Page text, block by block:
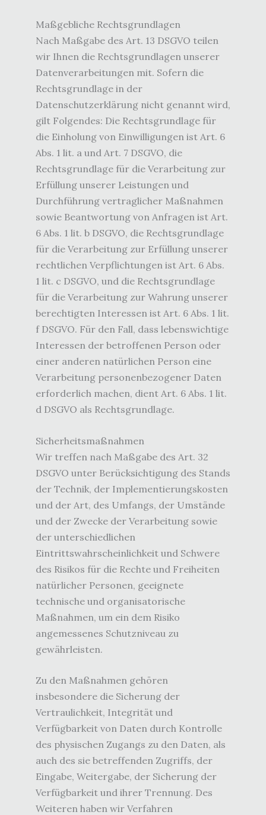
Maßgebliche Rechtsgrundlagen
Nach Maßgabe des Art. 13 DSGVO teilen
wir Ihnen die Rechtsgrundlagen unserer
Datenverarbeitungen mit. Sofern die
Rechtsgrundlage in der
Datenschutzerklärung nicht genannt wird,
gilt Folgendes: Die Rechtsgrundlage für
die Einholung von Einwilligungen ist Art. 6
Abs. 1 lit. a und Art. 7 DSGVO, die
Rechtsgrundlage für die Verarbeitung zur
Erfüllung unserer Leistungen und
Durchführung vertraglicher Maßnahmen
sowie Beantwortung von Anfragen ist Art.
6 Abs. 1 lit. b DSGVO, die Rechtsgrundlage
für die Verarbeitung zur Erfüllung unserer
rechtlichen Verpflichtungen ist Art. 6 Abs.
1 lit. c DSGVO, und die Rechtsgrundlage
für die Verarbeitung zur Wahrung unserer
berechtigten Interessen ist Art. 6 Abs. 1 lit.
f DSGVO. Für den Fall, dass lebenswichtige
Interessen der betroffenen Person oder
einer anderen natürlichen Person eine
Verarbeitung personenbezogener Daten
erforderlich machen, dient Art. 6 Abs. 1 lit.
d DSGVO als Rechtsgrundlage.
Sicherheitsmaßnahmen
Wir treffen nach Maßgabe des Art. 32
DSGVO unter Berücksichtigung des Stands
der Technik, der Implementierungskosten
und der Art, des Umfangs, der Umstände
und der Zwecke der Verarbeitung sowie
der unterschiedlichen
Eintrittswahrscheinlichkeit und Schwere
des Risikos für die Rechte und Freiheiten
natürlicher Personen, geeignete
technische und organisatorische
Maßnahmen, um ein dem Risiko
angemessenes Schutzniveau zu
gewährleisten.
Zu den Maßnahmen gehören
insbesondere die Sicherung der
Vertraulichkeit, Integrität und
Verfügbarkeit von Daten durch Kontrolle
des physischen Zugangs zu den Daten, als
auch des sie betreffenden Zugriffs, der
Eingabe, Weitergabe, der Sicherung der
Verfügbarkeit und ihrer Trennung. Des
Weiteren haben wir Verfahren